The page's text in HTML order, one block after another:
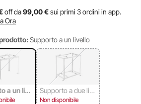
off da99,00 €sui primi 3 ordini in app.
Ora
Supporto a un livello
a un live
Supporto a due live
lli
Non disponibile